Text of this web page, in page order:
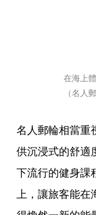
在海上
（名人
名人郵輪相當重
供沉浸式的舒適
下流行的健身課
上，讓旅客能在